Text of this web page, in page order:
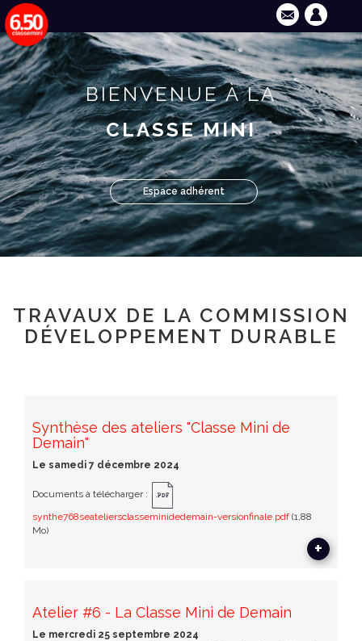
BIENVENUE À LA
CLASSE MINI
Espace adhérent
TRAVAUX DE LA COMMISSION
DÉVELOPPEMENT DURABLE
Synthèse des ateliers "Classe Mini de
Demain"
Le samedi 7 décembre 2024
Documents à télécharger :
synthe768seateliersclasseminidedemain-versionfinale.pdf (1,88
Mo)
+
Atelier #6 - La Classe Mini de Demain
Le mercredi 25 septembre 2024